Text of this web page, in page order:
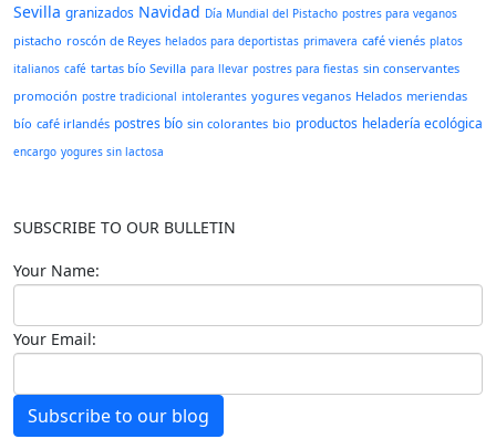
Sevilla granizados Navidad Día Mundial del Pistacho postres para veganos
pistacho roscón de Reyes helados para deportistas primavera café vienés platos
italianos café tartas bío Sevilla para llevar postres para fiestas sin conservantes
promoción postre tradicional intolerantes yogures veganos Helados meriendas
bío café irlandés postres bío sin colorantes bio productos heladería ecológica
encargo yogures sin lactosa
SUBSCRIBE TO OUR BULLETIN
Your Name:
Your Email:
Subscribe to our blog